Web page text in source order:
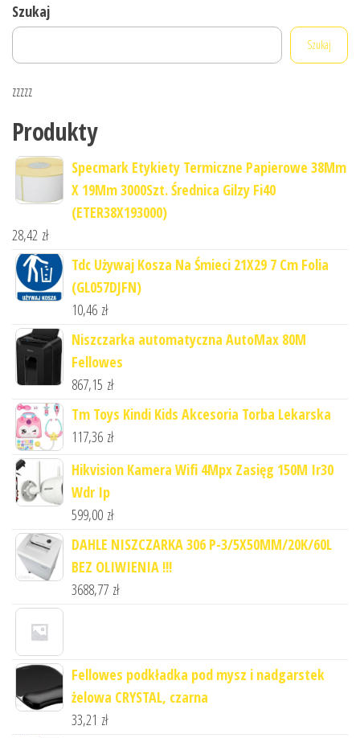
Szukaj
Szukaj
zzzzz
Produkty
Specmark Etykiety Termiczne Papierowe 38Mm
X 19Mm 3000Szt. Średnica Gilzy Fi40
(ETER38X193000)
28,42 zł
Tdc Używaj Kosza Na Śmieci 21X29 7 Cm Folia
(GL057DJFN)
10,46 zł
Niszczarka automatyczna AutoMax 80M
Fellowes
867,15 zł
Tm Toys Kindi Kids Akcesoria Torba Lekarska
117,36 zł
Hikvision Kamera Wifi 4Mpx Zasięg 150M Ir30
Wdr Ip
599,00 zł
DAHLE NISZCZARKA 306 P-3/5X50MM/20K/60L
BEZ OLIWIENIA !!!
3688,77 zł
Fellowes podkładka pod mysz i nadgarstek
żelowa CRYSTAL, czarna
33,21 zł